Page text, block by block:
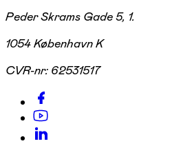
Peder Skrams Gade 5, 1.
1054 København K
CVR-nr: 62531517